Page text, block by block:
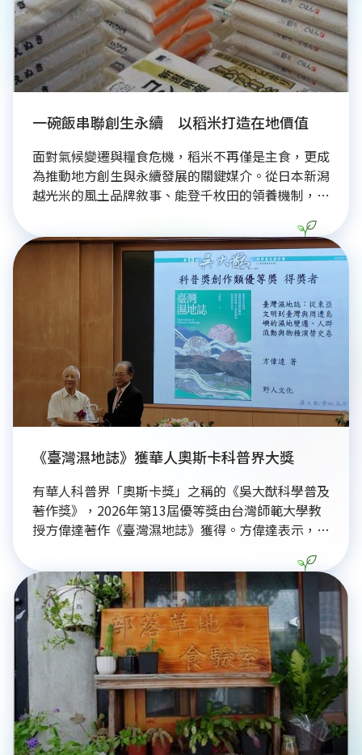
例。
一碗飯串聯創生永續 以稻米打造在地價值
面對氣候變遷與糧食危機，稻米不再僅是主食，更成
為推動地方創生與永續發展的關鍵媒介。從日本新潟
越光米的風土品牌敘事、能登千枚田的領養機制，到
模式提升農業價值。這些案例顯示，農業不僅具備糧
食生產功能，更在環境保育、生物多樣性、文化傳承
與地方經濟循環中扮演核心角色。透過建立品牌辨識
度與在地參與，不僅成功提升農民收益，更強化社區
韌性與文化認同。在全球重視糧食安全與永續消費的
趨勢下，這些創新實踐證實農業能串聯環境與經濟共
好，成為守護土地與社區永續發展的重要力量，讓每
一碗米飯都承載著深厚的地方文化與守護環境的努
力，展現農業長遠的價值與韌性。
《臺灣濕地誌》獲華人奧斯卡科普界大獎
有華人科普界「奧斯卡獎」之稱的《吳大猷科學普及
著作獎》，2026年第13屆優等獎由台灣師範大學教
授方偉達著作《臺灣濕地誌》獲得。方偉達表示，真
在面臨的危機。在氣候變遷與極端高溫威脅下，濕地
就像「大地之腎」，不只能降溫、蓄水，更能透過藍
碳、青碳吸收碳排、守護生物多樣性。保住濕地，就
是替台灣保住面對未來氣候衝擊最重要的一層韌性。